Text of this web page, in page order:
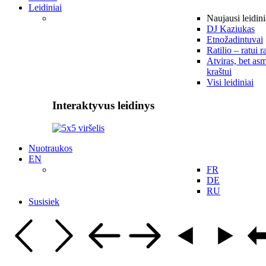
Leidiniai
Naujausi
DJ Kaziukas
Etnožadintuvai
Ratilio – ratui
Atviras, bet
kraštui
Visi leidiniai
Interaktyvus leidinys
Nuotraukos
EN
FR
DE
RU
Susisiek